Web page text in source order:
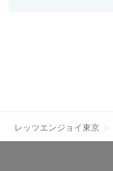
レッツエンジョイ東京